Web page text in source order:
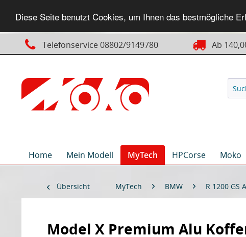
Diese Seite benutzt Cookies, um Ihnen das bestmögliche
Telefonservice 08802/9149780 Ab
Home Mein Modell MyTech HPCorse Moko
Übersicht MyTech BMW R 1200 GS
Model X Premium Alu